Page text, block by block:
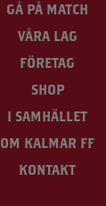
GÅ PÅ MATCH
VÅRA LAG
FÖRETAG
SHOP
I SAMHÄLLET
OM KALMAR FF
KONTAKT